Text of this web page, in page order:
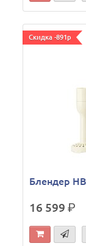
Скидка -891р
Блендер
16 599р.